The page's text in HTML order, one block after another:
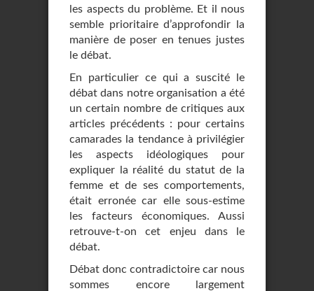
les aspects du problème. Et il nous
semble prioritaire d’approfondir la
manière de poser en tenues justes
le débat.
En particulier ce qui a suscité le
débat dans notre organisation a été
un certain nombre de critiques aux
articles précédents : pour certains
camarades la tendance à privilégier
les aspects idéologiques pour
expliquer la réalité du statut de la
femme et de ses comportements,
était erronée car elle sous-estime
les facteurs économiques. Aussi
retrouve-t-on cet enjeu dans le
débat.
Débat donc contradictoire car nous
sommes encore largement